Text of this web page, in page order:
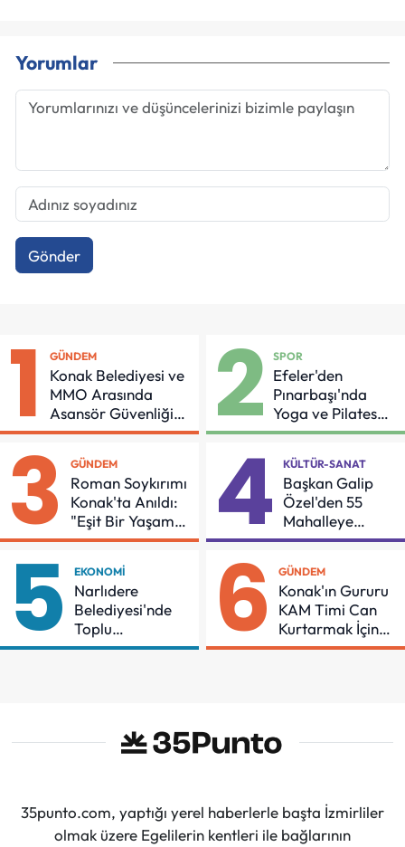
Yorumlar
Gönder
1 GÜNDEM
Konak Belediyesi ve
MMO Arasında
Asansör Güvenliği
İçin Önemli Protokol
2 SPOR
Efeler'den
Pınarbaşı'nda
Yoga ve Pilates
Buluşması
3 GÜNDEM
Roman Soykırımı
Konak'ta Anıldı:
"Eşit Bir Yaşam
İçin Mücadeleyi
4 KÜLTÜR-SANAT
Başkan Galip
Özel'den 55
Mahalleye
Çocuk Şenliği
5 EKONOMI
Narlıdere
Belediyesi'nde
Toplu
Sözleşmeye
6 GÜNDEM
Konak'ın Gururu
KAM Timi Can
Kurtarmak İçin
Demir Aldı
35punto.com, yaptığı yerel haberlerle başta İzmirliler
olmak üzere Egelilerin kentleri ile bağlarının